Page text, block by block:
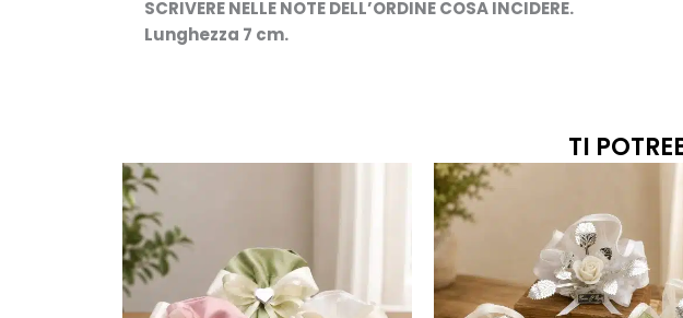
SCRIVERE NELLE NOTE DELL’ORDINE COSA INCIDERE.
Lunghezza 7 cm.
TI
Le